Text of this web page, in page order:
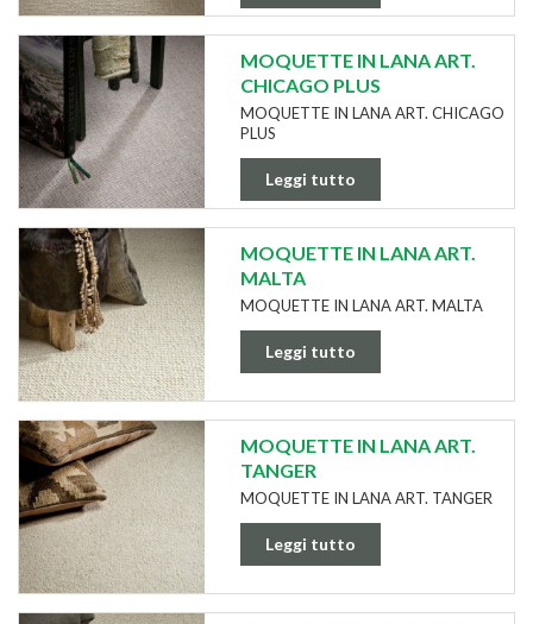
MOQUETTE IN LANA ART.
CHICAGO PLUS
MOQUETTE IN LANA ART. CHICAGO
PLUS
Leggi tutto
MOQUETTE IN LANA ART.
MALTA
MOQUETTE IN LANA ART. MALTA
Leggi tutto
MOQUETTE IN LANA ART.
TANGER
MOQUETTE IN LANA ART. TANGER
Leggi tutto